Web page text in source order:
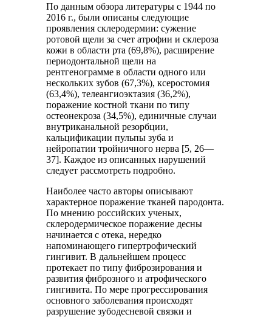
По данным обзора литературы с 1944 по
2016 г., были описаны следующие
проявления склеродермии: сужение
ротовой щели за счет атрофии и склероза
кожи в области рта (69,8%), расширение
периодонтальной щели на
рентгенограмме в области одного или
нескольких зубов (67,3%), ксеростомия
(63,4%), телеангиоэктазия (36,2%),
поражение костной ткани по типу
остеонекроза (34,5%), единичные случаи
внутриканальной резорбции,
кальцификации пульпы зуба и
нейропатии тройничного нерва [5, 26—
37]. Каждое из описанных нарушений
следует рассмотреть подробно.
Наиболее часто авторы описывают
характерное поражение тканей пародонта.
По мнению российских ученых,
склеродермическое поражение десны
начинается с отека, нередко
напоминающего гипертрофический
гингивит. В дальнейшем процесс
протекает по типу фиброзирования и
развития фиброзного и атрофического
гингивита. По мере прогрессирования
основного заболевания происходят
разрушение зубодесневой связки и